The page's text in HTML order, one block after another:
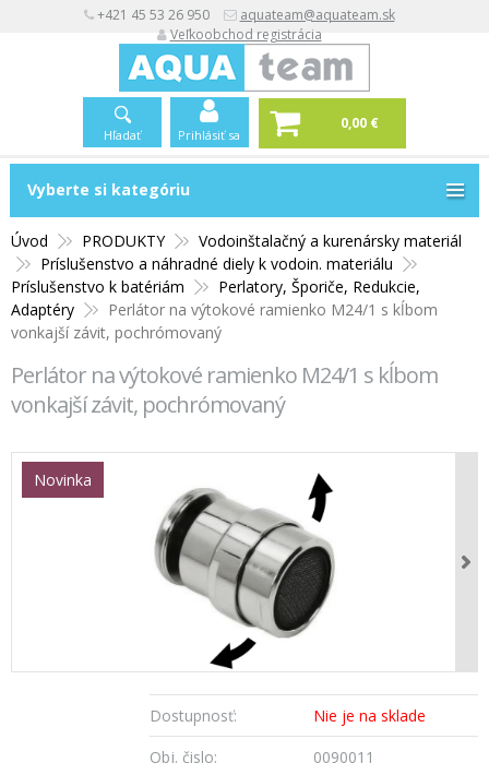
+421 45 53 26 950
aquateam@aquateam.sk
Veľkoobchod registrácia
Hľadať Prihlásiť sa
0,00 €
Vyberte si kategóriu
Úvod PRODUKTY
Vodoinštalačný a kurenársky materiál
Príslušenstvo a náhradné diely k vodoin. materiálu
Príslušenstvo k batériám
Perlatory, Šporiče, Redukcie,
Adaptéry
Perlátor na výtokové ramienko M24/1 s kĺbom
vonkajší závit, pochrómovaný
Perlátor na výtokové ramienko M24/1 s kĺbom
vonkajší závit, pochrómovaný
Novinka
Dostupnosť:
Nie je na sklade
Obj. čislo:
0090011
Vyberte si kategóriu